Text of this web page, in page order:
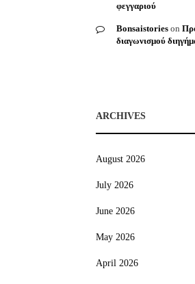
φεγγαριού
Bonsaistories on
διαγωνισμού
ARCHIVES
August 2026
July 2026
June 2026
May 2026
April 2026